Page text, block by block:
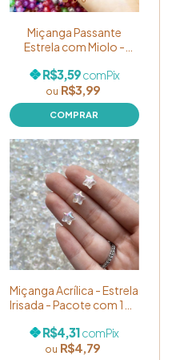
Miçanga Passante
Estrela com Miolo -
10g Ref. MP010
R$3,99
R$3,59comPix
Miçanga Acrílica - Estrela
Irisada - Pacote com 10g
R$4,79
R$4,31comPix